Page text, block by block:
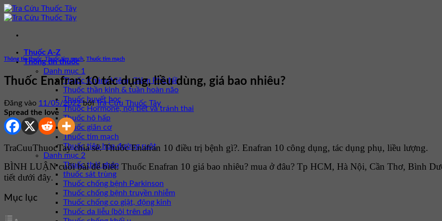
Bỏ
qua
dung
Thuốc A-Z
Thông tin thuốc
Danh mục 1
Thuốc Kháng Viêm, Giảm Phù Nề
Thuốc thần kinh & tuần hoàn não
Thuốc huyết học
Thuốc Hormone, nội tiết và tránh thai
Thuốc hô hấp
Thuốc giãn cơ
Thuốc tim mạch
Thuốc tiêu hóa đường ruột
Danh mục 2
Thuốc thải ghép
thuốc sát trùng
Thuốc chống bệnh Parkinson
Thuốc chống bệnh truyền nhiễm
Thuốc chống co giật, động kinh
Thuốc da liễu (bôi trên da)
Thông tin thuốc Thuốc tim mạch Thuốc tim mạch
Thuốc Enafran 10 tác dụng, liều dùng, giá bao nhiêu?
Đăng vào 11/05/2022 bởiTra Cứu Thuốc Tây
Spread the love
TraCuuThuocTay chia sẻ: Thuốc Enafran 10 điều trị bệnh gì?. Enafran 10 công dụng, tác dụng phụ, liều lượng.
BÌNH LUẬN cuối bài để biết: Thuốc Enafran 10 giá bao nhiêu? mua ở đâu? Tp HCM, Hà Nội, Cần Thơ, Bình
tiết dưới đây.
Mục lục